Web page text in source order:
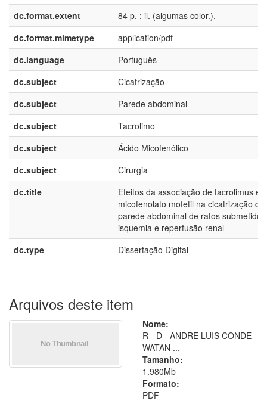
dc.format.extent
84 p. : il. (algumas color.).
dc.format.mimetype
application/pdf
dc.language
Português
dc.subject
Cicatrização
dc.subject
Parede abdominal
dc.subject
Tacrolimo
dc.subject
Ácido Micofenólico
dc.subject
Cirurgia
dc.title
Efeitos da associação de tacrolimus e
micofenolato mofetil na cicatrização da
parede abdominal de ratos
isquemia e reperfusão renal
dc.type
Dissertação Digital
Arquivos deste item
Nome:
R - D - ANDRE LUIS CONDE
WATAN ...
Tamanho:
1.980Mb
Formato:
PDF